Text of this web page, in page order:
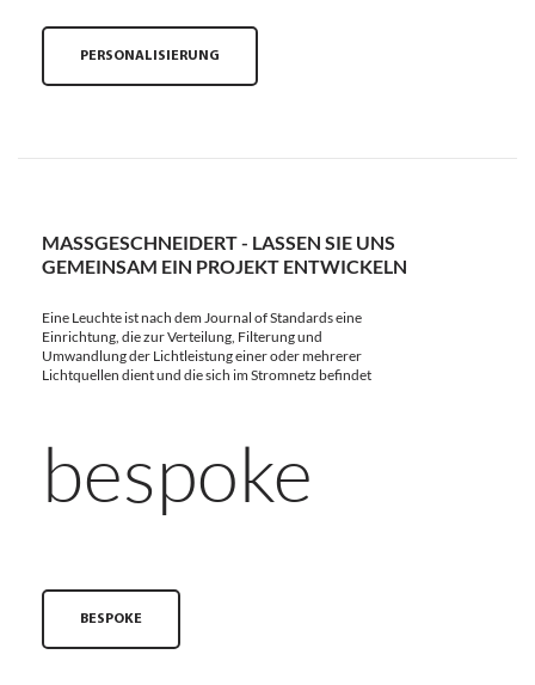
PERSONALISIERUNG
MASSGESCHNEIDERT - LASSEN SIE UNS G
EMEINSAM EIN PROJEKT ENTWICKELN
Eine Leuchte ist nach dem Journal of Standards eine
Einrichtung, die zur Verteilung, Filterung und
Umwandlung der Lichtleistung einer oder mehrerer
Lichtquellen dient und die sich im Stromnetz befindet
bespoke
BESPOKE